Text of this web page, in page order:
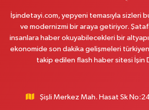
No:41 I-G Sanayi Esenyurt İstanbul
0 (542) 182 40 32 Yol Tarifi Al
Melis Hanlı Eczanesi
İşindetayi.com, yepyeni temasıyla sizleri
ve modernizmi bir araya getiriyor.
insanlara haber okuyabilecekleri bir
ekonomide son dakika gelişmeleri
takip edilen flash haber sitesi İşin
Şişli Merkez Mah. Hasat Sk